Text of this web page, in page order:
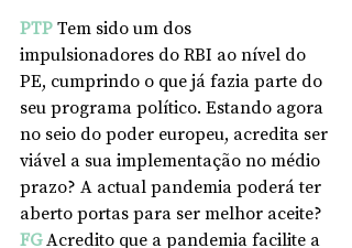
PTP Tem sido um dos
impulsionadores do RBI ao nível do
PE, cumprindo o que já fazia parte do
seu programa político. Estando agora
no seio do poder europeu, acredita ser
viável a sua implementação no médio
prazo? A actual pandemia poderá ter
aberto portas para ser melhor aceite?
FGAcredito que a pandemia facilite a